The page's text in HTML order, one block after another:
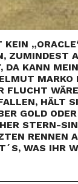
KEIN
ZUMINDEST
DA KANN
MARKO
FLUCHT
HÄLT
GOLD
STERN-
RENNEN
WAS IHR